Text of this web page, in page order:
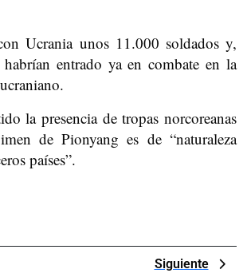
Ucrania unos 11.000 soldados y,
entrado ya en combate en la
la presencia de tropas norcoreanas
de Pionyang es de “naturaleza
países”.
Siguiente